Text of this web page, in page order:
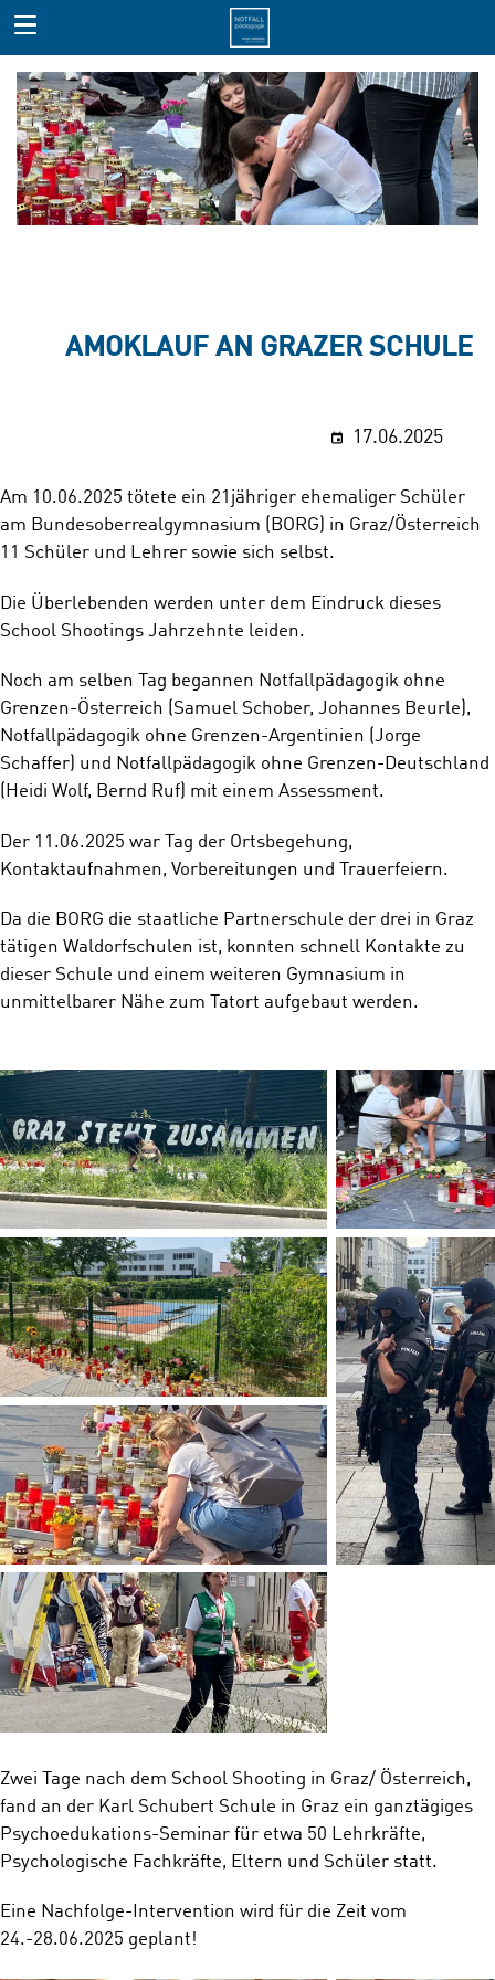
AMOKLAUF AN GRAZER SCHULE
17.06.2025
Am 10.06.2025 tötete ein 21jähriger ehemaliger Schüler
am Bundesoberrealgymnasium (BORG) in Graz/Österreich
11 Schüler und Lehrer sowie sich selbst.
Die Überlebenden werden unter dem Eindruck dieses
School Shootings Jahrzehnte leiden.
Noch am selben Tag begannen Notfallpädagogik ohne
Grenzen-Österreich (Samuel Schober, Johannes Beurle),
Notfallpädagogik ohne Grenzen-Argentinien (Jorge
Schaffer) und Notfallpädagogik ohne Grenzen-Deutschland
(Heidi Wolf, Bernd Ruf) mit einem Assessment.
Der 11.06.2025 war Tag der Ortsbegehung,
Kontaktaufnahmen, Vorbereitungen und Trauerfeiern.
Da die BORG die staatliche Partnerschule der drei in Graz
tätigen Waldorfschulen ist, konnten schnell Kontakte zu
dieser Schule und einem weiteren Gymnasium in
unmittelbarer Nähe zum Tatort aufgebaut werden.
Zwei Tage nach dem School Shooting in Graz/ Österreich,
fand an der Karl Schubert Schule in Graz ein ganztägiges
Psychoedukations-Seminar für etwa 50 Lehrkräfte,
Psychologische Fachkräfte, Eltern und Schüler statt.
Eine Nachfolge-Intervention wird für die Zeit vom
24.-28.06.2025 geplant!